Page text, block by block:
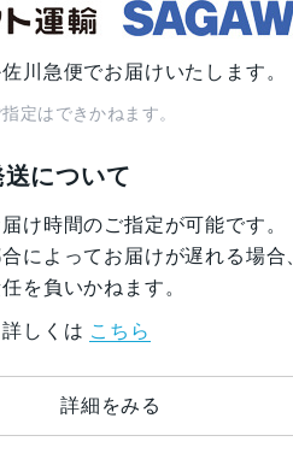
川急便でお届けいたします。
定はできかねます。
について
け時間のご指定が可能です。
によってお届けが遅れる場合
を負いかねます。
しくは こちら
詳細をみる